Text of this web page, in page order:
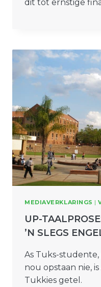
dit tot ernstige
MEDIAVERKLARINGS |
UP-
SLEGS
As Tuks-
nou opstaan nie,
Tukkies getel.